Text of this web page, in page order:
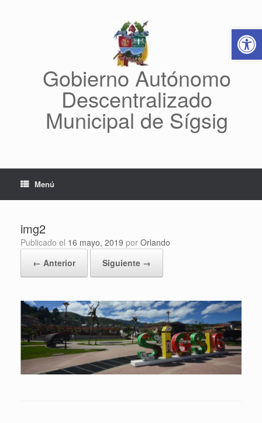
Abrir
Gobierno Autónomo
Descentralizado
Municipal de Sígsig
Menú
img2
Publicado el 16 mayo, 2019 por Orlando
← Anterior
Siguiente →